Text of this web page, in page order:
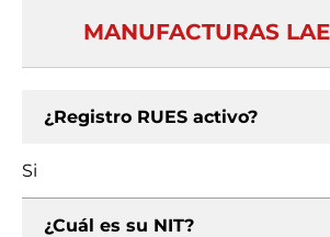
MANUFACTURAS
¿Registro RUES activo?
Si
¿Cuál es su NIT?